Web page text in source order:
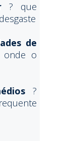
? que
de
onde o
?